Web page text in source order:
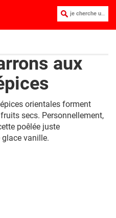
je cherche une recette :
aux
orientales forment
secs. Personnellement,
poêlée juste
glace vanille.